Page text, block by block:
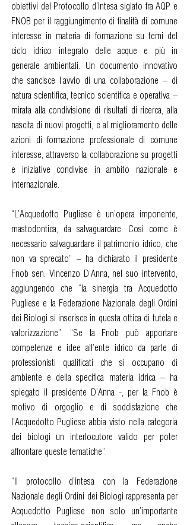
obiettivi del Protocollo d’Intesa siglato fra AQP e
FNOB per il raggiungimento di finalità di comune
interesse in materia di formazione su temi del
ciclo idrico integrato delle acque e più in
generale ambientali. Un documento innovativo
che sancisce l’avvio di una collaborazione – di
natura scientifica, tecnico scientifica e operativa –
mirata alla condivisione di risultati di ricerca, alla
nascita di nuovi progetti, e al miglioramento delle
azioni di formazione professionale di comune
interesse, attraverso la collaborazione su progetti
e iniziative condivise in ambito nazionale e
internazionale.
“L’Acquedotto Pugliese è un’opera imponente,
mastodontica, da salvaguardare. Così come è
necessario salvaguardare il patrimonio idrico, che
non va sprecato” – ha dichiarato il presidente
Fnob sen. Vincenzo D’Anna, nel suo intervento,
aggiungendo che “la sinergia tra Acquedotto
Pugliese e la Federazione Nazionale degli Ordini
dei Biologi si inserisce in questa ottica di tutela e
valorizzazione”. “Se la Fnob può apportare
competenze e idee all’ente idrico da parte di
professionisti qualificati che si occupano di
ambiente e della specifica materia idrica – ha
spiegato il presidente D’Anna -, per la Fnob è
motivo di orgoglio e di soddisfazione che
l’Acquedotto Pugliese abbia visto nella categoria
dei biologi un interlocutore valido per poter
affrontare queste tematiche”.
“Il protocollo d’intesa con la Federazione
Nazionale degli Ordini dei Biologi rappresenta per
Acquedotto Pugliese non solo un’importante